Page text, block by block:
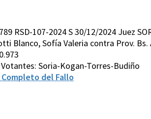
RSD-107-2024 S 30/12/2024 Juez
Blanco, Sofía Valeria contra Prov.
Soria-Kogan-Torres-Budiño
del Fallo